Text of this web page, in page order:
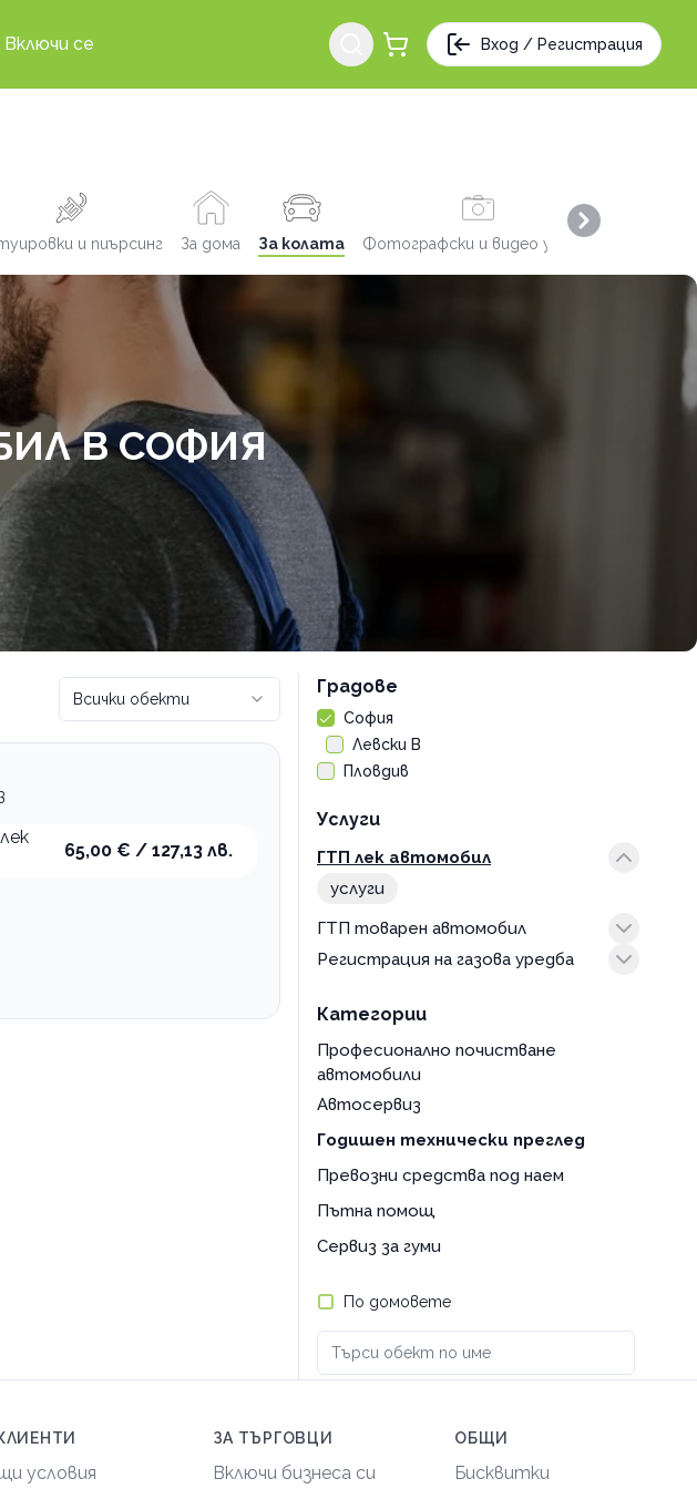
Включи се Вход / Регистрация
и пиърсинг За дома За колата Фотографски и видео услуги
Next slide
В СОФИЯ
Всички обекти
65,00 € / 127,13 лв.
Градове
София
Левски В
Пловдив
Услуги
ГТП лек автомобил
услуги
ГТП товарен автомобил
услуги
Регистрация на газова уредба
Категории
Професионално почистване
автомобили
Автосервиз
Годишен технически преглед
Превозни средства под наем
Пътна помощ
Сервиз за гуми
По домовете
условия
ЗА ТЪРГОВЦИ
Включи бизнеса си
ОБЩИ
Бисквитки